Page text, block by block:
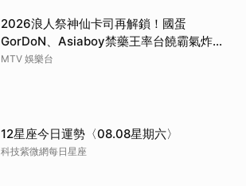
2026浪人祭神仙卡司再解鎖！國蛋
GorDoN、Asiaboy禁藥王率台饒霸氣炸翻
府城 11 月安平重磅開躁！
MTV 娛樂台
12星座今日運勢〈08.08星期六〉
科技紫微網每日星座